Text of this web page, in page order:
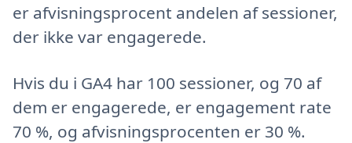
er afvisningsprocent andelen af sessioner,
der ikke var engagerede.
Hvis du i GA4 har 100 sessioner, og 70 af
dem er engagerede, er engagement rate
70 %, og afvisningsprocenten er 30 %.